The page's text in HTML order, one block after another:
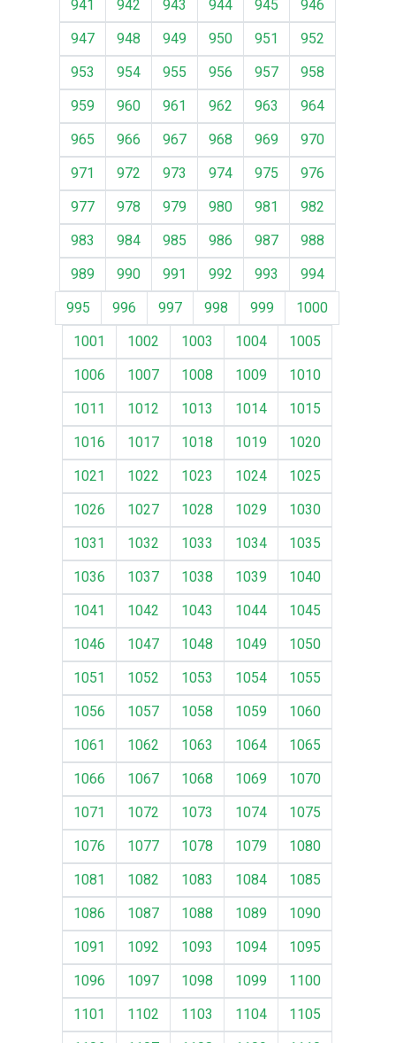
941
942 943 944 945
946
947
948 949 950 951
952
953
954 955 956 957
958
959
960 961 962 963
964
965
966 967 968 969
970
971
972 973 974 975
976
977
978 979 980 981
982
983
984 985 986 987
988
989
990 991 992 993
994
995
996 997 998 999
1000
1001
1002 1003 1004
1005
1006
1007 1008 1009
1010
1011
1012 1013 1014
1015
1016
1017 1018 1019
1020
1021
1022 1023 1024
1025
1026
1027 1028 1029
1030
1031
1032 1033 1034
1035
1036
1037 1038 1039
1040
1041
1042 1043 1044
1045
1046
1047 1048 1049
1050
1051
1052 1053 1054
1055
1056
1057 1058 1059
1060
1061
1062 1063 1064
1065
1066
1067 1068 1069
1070
1071
1072 1073 1074
1075
1076
1077 1078 1079
1080
1081
1082 1083 1084
1085
1086
1087 1088 1089
1090
1091
1092 1093 1094
1095
1096
1097 1098 1099
1100
1101
1102 1103 1104
1105